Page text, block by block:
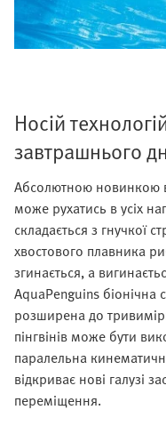
Носій
завтрашнього
Абсолютною новинкою в
може рухатись в усіх
складається з гнучкої
хвостового плавника
згинається, а
AquaPenguins біонічна
розширена до
пінгвінів може бути
паралельна
відкриває нові галузі
переміщення.